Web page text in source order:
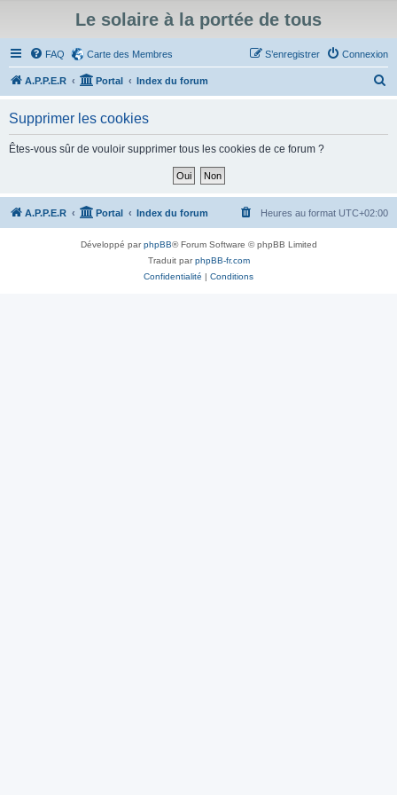
Le solaire à la portée de tous
FAQ Carte des Membres Connexion
S’enregistrer
A.P.P.E.R Portal Index du forum
h
Supprimer les cookies
Êtes-vous sûr de vouloir supprimer tous les cookies de ce forum ?
A.P.P.E.R Portal Index du forum Heures au format UTC+02:00
Développé parphpBB® Forum Software © phpBB Limited
Traduit parphpBB-fr.com
Confidentialité | Conditions